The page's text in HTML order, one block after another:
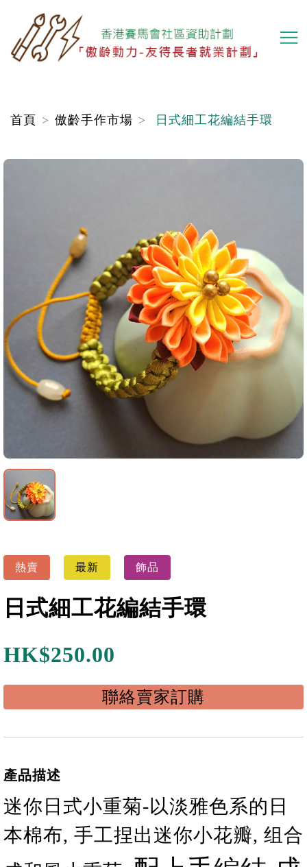
主
內
首頁 傲齡手作市場 日式細工花編結手環
熱賣 最新 飾品
日式細工花編結手環
HK$250.00
聯絡賣家訂購
產品描述
迷你日式小重菊-以淡雅色系的日
本棉布, 手工捏出迷你小花瓣, 组合